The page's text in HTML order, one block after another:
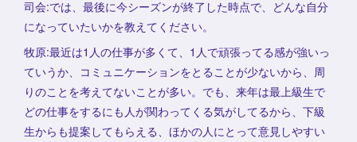
司会:では、最後に今シーズンが終了した時点で、どんな自分
になっていたいかを教えてください。
牧原:最近は1人の仕事が多くて、1人で頑張ってる感が強いっ
ていうか、コミュニケーションをとることが少ないから、周
りのことを考えてないことが多い。でも、来年は最上級生で
どの仕事をするにも人が関わってくる気がしてるから、下級
生からも提案してもらえる、ほかの人にとって意見しやすい